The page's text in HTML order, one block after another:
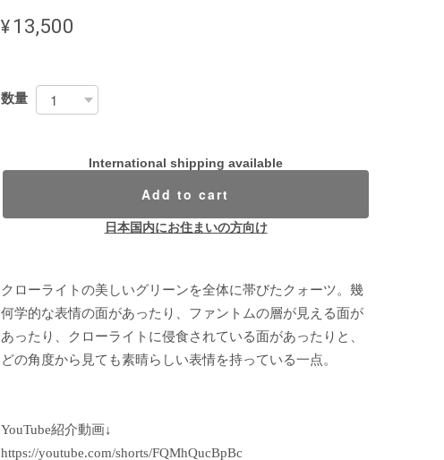
¥13,500
数量
International shipping available
Add to cart
日本国内にお住まいの方向け
クローライトの美しいグリーンを全体に帯びたクォーツ。幾
何学的な表情の面があったり、ファントムの層が見える面が
あったり、クローライトに侵食されている面があったりと、
どの角度から見ても素晴らしい表情を持っている一点。
YouTube紹介動画↓
https://youtube.com/shorts/FQMhQucBpBc